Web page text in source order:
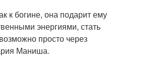
к богине, она подарит ему
энергиями, стать
просто через
Маниша.